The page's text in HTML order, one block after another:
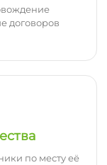
договоров
по месту её